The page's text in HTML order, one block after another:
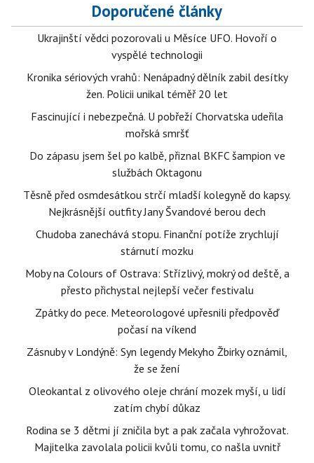
Doporučené články
Ukrajinští vědci pozorovali u Měsíce UFO. Hovoří o
vyspělé technologii
Kronika sériových vrahů: Nenápadný dělník zabil desítky
žen. Policii unikal téměř 20 let
Fascinující i nebezpečná. U pobřeží Chorvatska udeřila
mořská smršť
Do zápasu jsem šel po kalbě, přiznal BKFC šampion ve
službách Oktagonu
Těsně před osmdesátkou strčí mladší kolegyně do kapsy.
Nejkrásnější outfity Jany Švandové berou dech
Chudoba zanechává stopu. Finanční potíže zrychlují
stárnutí mozku
Moby na Colours of Ostrava: Střízlivý, mokrý od deště, a
přesto přichystal nejlepší večer festivalu
Zpátky do pece. Meteorologové upřesnili předpověď
počasí na víkend
Zásnuby v Londýně: Syn legendy Mekyho Žbirky oznámil,
že se žení
Oleokantal z olivového oleje chrání mozek myší, u lidí
zatím chybí důkaz
Rodina se 3 dětmi jí zničila byt a pak začala vyhrožovat.
Majitelka zavolala policii kvůli tomu, co našla uvnitř